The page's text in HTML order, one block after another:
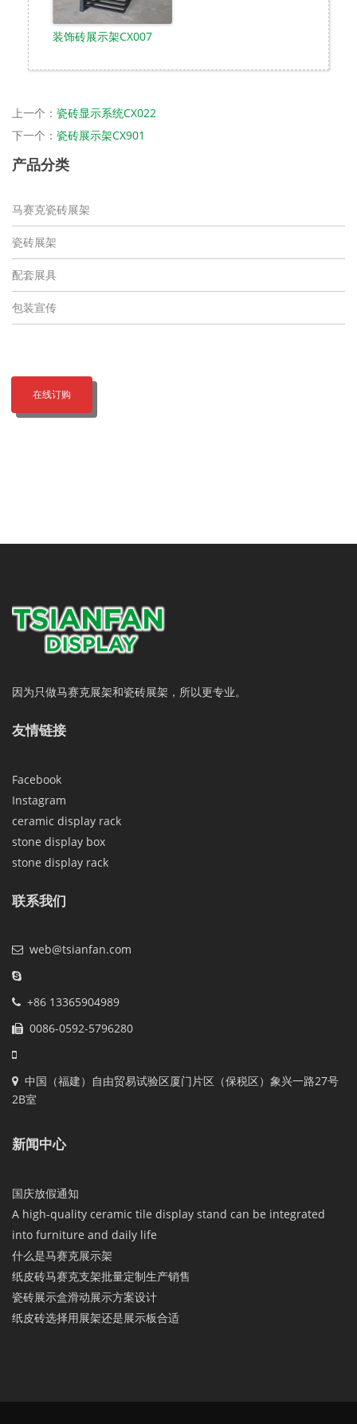
装饰砖展示架CX007
上一个： 瓷砖显示系统CX022
下一个： 瓷砖展示架CX901
产品分类
马赛克瓷砖展架
瓷砖展架
配套展具
包装宣传
在线订购
因为只做马赛克展架和瓷砖展架，所以更专业。
友情链接
Facebook
Instagram
ceramic display rack
stone display box
stone display rack
联系我们
web@tsianfan.com
+86 13365904989
0086-0592-5796280
中国（福建）自由贸易试验区厦门片区（保税区）象兴一路27号
2B室
新闻中心
国庆放假通知
A high-quality ceramic tile display stand can be integrated
into furniture and daily life
什么是马赛克展示架
纸皮砖马赛克支架批量定制生产销售
瓷砖展示盒滑动展示方案设计
纸皮砖选择用展架还是展示板合适